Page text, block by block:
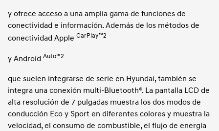
y ofrece acceso a una amplia gama de funciones de
conectividad e información. Además de los métodos de
conectividad Apple CarPlay™2
y Android Auto™2
que suelen integrarse de serie en Hyundai, también se
integra una conexión multi-Bluetooth®. La pantalla LCD de
alta resolución de 7 pulgadas muestra los dos modos de
conducción Eco y Sport en diferentes colores y muestra la
velocidad, el consumo de combustible, el flujo de energía